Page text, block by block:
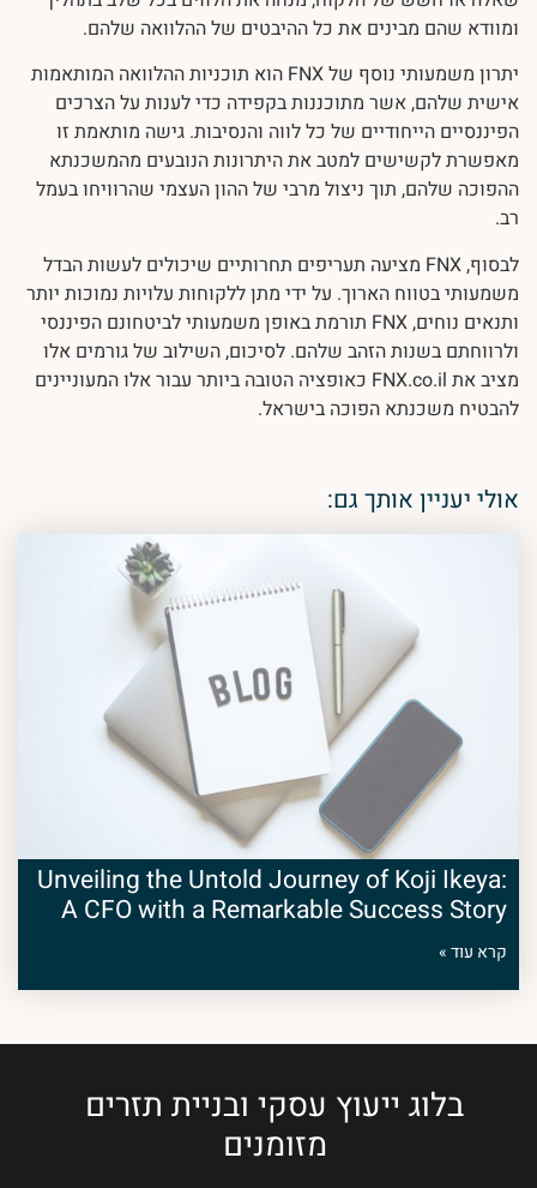
ומוודא שהם מבינים את כל ההיבטים של ההלוואה שלהם.
יתרון משמעותי נוסף של FNX הוא תוכניות ההלוואה המותאמות
אישית שלהם, אשר מתוכננות בקפידה כדי לענות על הצרכים
הפיננסיים הייחודיים של כל לווה והנסיבות. גישה מותאמת זו
מאפשרת לקשישים למטב את היתרונות הנובעים מהמשכנתא
ההפוכה שלהם, תוך ניצול מרבי של ההון העצמי שהרוויחו בעמל
רב.
לבסוף, FNX מציעה תעריפים תחרותיים שיכולים לעשות הבדל
משמעותי בטווח הארוך. על ידי מתן ללקוחות עלויות נמוכות יותר
ותנאים נוחים, FNX תורמת באופן משמעותי לביטחונם הפיננסי
ולרווחתם בשנות הזהב שלהם. לסיכום, השילוב של גורמים אלו
מציב את FNX.co.il כאופציה הטובה ביותר עבור אלו המעוניינים
להבטיח משכנתא הפוכה בישראל.
אולי יעניין אותך גם:
Unveiling the Untold Journey of Koji Ikeya:
A CFO with a Remarkable Success Story
קרא עוד »
בלוג ייעוץ עסקי ובניית תזרים
מזומנים